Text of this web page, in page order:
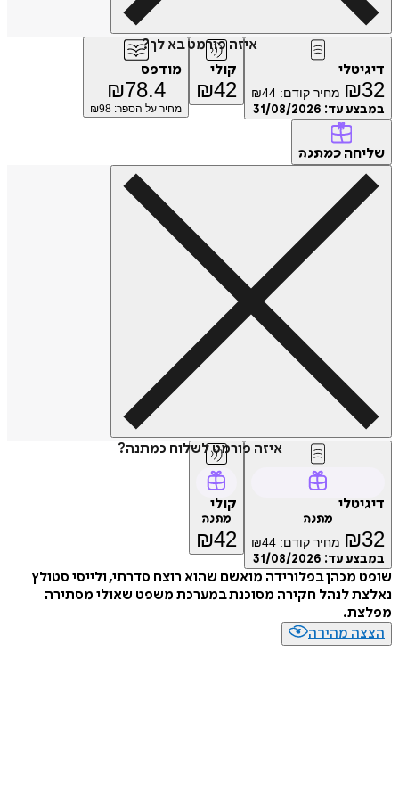
איזה פורמט בא לך?
₪ מחיר קודם: ₪44
עד:31/08/2026
₪ 42
מודפס
₪78.4
מחיר על הספר: ₪98
כמתנה
איזה פורמט לשלוח כמתנה?
₪ מחיר קודם: ₪44
עד:31/08/2026
₪ 42
מכהן בפלורידה מואשם שהוא רוצח סדרתי, ולייסי סטולץ
לנהל חקירה מסוכנת במערכת משפט שאולי מסתירה
מהירה